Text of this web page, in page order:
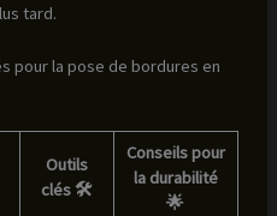
tard.
pour la pose de bordures en
Outils
clés 🛠️
Conseils pour
la durabilité
🌟